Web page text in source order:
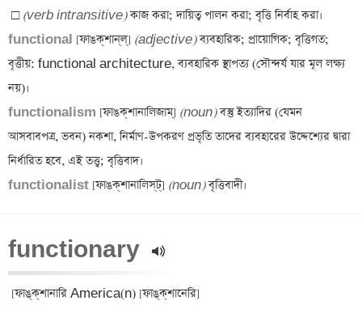
□ (verb intransitive)
functional
[ফাঙক্‌শান্‌ল্] (adjective) ব্যবহারিক; প্রায়োগিক; বৃত্তিগত;
বৃত্তীয়: functional architecture, ব্যবহারিক স্থাপত্য (সৌন্দর্য যার মূল লক্ষ্য
functionalism
[ফাঙক্‌শানালিজাম্‌] (noun) বস্তু ইত্যাদির (যেমন
আসবাবপত্র, ভবন) নকশা, নির্মাণ-উপকরণ প্রভৃতি তাদের ব্যবহারের উদ্দেশ্যের দ্বারা
functionalist
[ফাঙক্‌শানালিস্‌ট্] (noun)
functionary